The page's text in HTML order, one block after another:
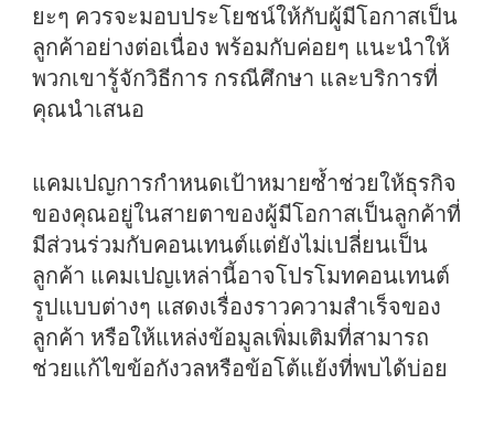
ยะๆ ควรจะมอบประโยชน์ให้กับผู้มีโอกาสเป็น
ลูกค้าอย่างต่อเนื่อง พร้อมกับค่อยๆ แนะนำให้
พวกเขารู้จักวิธีการ กรณีศึกษา และบริการที่
คุณนำเสนอ
แคมเปญการกำหนดเป้าหมายซ้ำช่วยให้ธุรกิจ
ของคุณอยู่ในสายตาของผู้มีโอกาสเป็นลูกค้าที่
มีส่วนร่วมกับคอนเทนต์แต่ยังไม่เปลี่ยนเป็น
ลูกค้า แคมเปญเหล่านี้อาจโปรโมทคอนเทนต์
รูปแบบต่างๆ แสดงเรื่องราวความสำเร็จของ
ลูกค้า หรือให้แหล่งข้อมูลเพิ่มเติมที่สามารถ
ช่วยแก้ไขข้อกังวลหรือข้อโต้แย้งที่พบได้บ่อย